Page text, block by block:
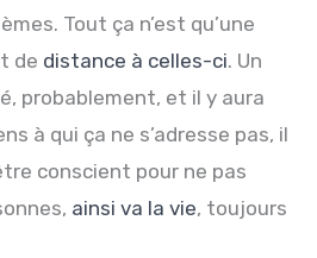
Tout ça n’est qu’une
de distance à celles-ci. Un
probablement, et il y aura
à qui ça ne s’adresse pas, il
conscient pour ne pas
ainsi va la vie, toujours